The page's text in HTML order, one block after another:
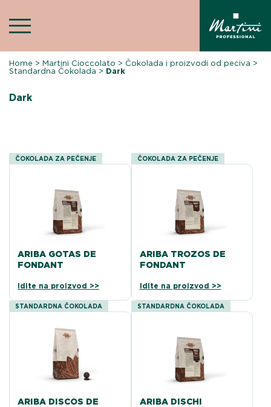
content
Home >Martini Cioccolato > Čokolada i proizvodi od peciva >
Standardna Čokolada > Dark
Dark
ČOKOLADA ZA PEČENJE
ARIBA GOTAS DE
FONDANT
Idite na proizvod >>
ČOKOLADA ZA PEČENJE
ARIBA TROZOS DE
FONDANT
Idite na proizvod >>
STANDARDNA ČOKOLADA
ARIBA DISCOS DE
STANDARDNA ČOKOLADA
ARIBA DISCHI